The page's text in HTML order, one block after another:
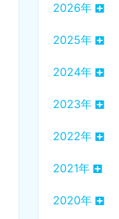
2026年
2025年
2024年
2023年
2022年
2021年
2020年